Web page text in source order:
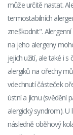
může určitě nastat.
termostabilních
zneškodnit".
na jeho alergeny
jejich užití, ale také i
alergiků na ořechy
vdechnutí částeček
ústní a jícnu (svědění
alergický syndrom). U
následně oběhový